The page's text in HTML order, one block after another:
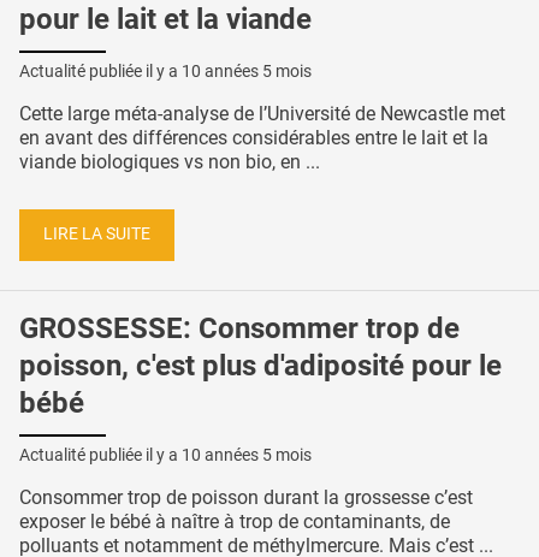
pour le lait et la viande
Actualité publiée il y a 10 années 5 mois
Cette large méta-analyse de l’Université de Newcastle met
en avant des différences considérables entre le lait et la
viande biologiques vs non bio, en ...
LIRE LA SUITE
GROSSESSE: Consommer trop de
poisson, c'est plus d'adiposité pour le
bébé
Actualité publiée il y a 10 années 5 mois
Consommer trop de poisson durant la grossesse c’est
exposer le bébé à naître à trop de contaminants, de
polluants et notamment de méthylmercure. Mais c’est ...